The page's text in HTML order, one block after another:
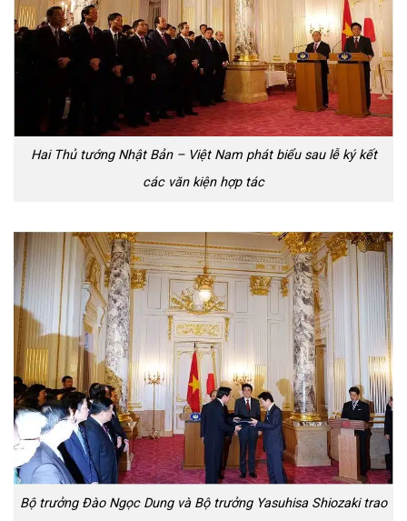
Hai Thủ tướng Nhật Bản – Việt Nam phát biểu sau lễ ký kết
các văn kiện hợp tác
Bộ trưởng Đào Ngọc Dung và Bộ trưởng Yasuhisa Shiozaki trao